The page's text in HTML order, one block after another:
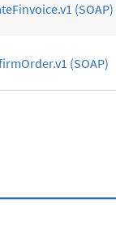
(SOAP)
(SOAP)